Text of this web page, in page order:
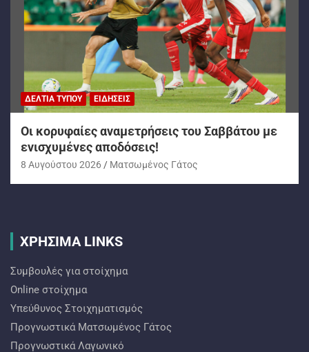
ΔΕΛΤΊΑ ΤΎΠΟΥ ΕΙΔΉΣΕΙΣ
Oι κορυφαίες αναμετρήσεις του Σαββάτου με
ενισχυμένες αποδόσεις!
8 Αυγούστου 2026 Ματσωμένος Γάτος
ΧΡΗΣΙΜΑ LINKS
Συμβουλές για στοίχημα
Online στοίχημα
Υπεύθυνος Στοιχηματισμός
Προγνωστικά Ματσωμένος Γάτος
Προγνωστικά Λαγωνικό